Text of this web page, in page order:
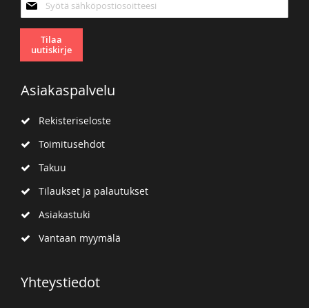
uutiskirjeemme:
Tilaa
uutiskirje
Asiakaspalvelu
Rekisteriseloste
Toimitusehdot
Takuu
Tilaukset ja palautukset
Asiakastuki
Vantaan myymälä
Yhteystiedot